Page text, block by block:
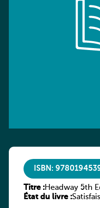
ISBN:
Titre :Headway 5th
Workbook
État du livre :